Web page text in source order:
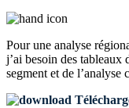
Pour une analyse
j’ai besoin des tableaux
segment et de l’analyse